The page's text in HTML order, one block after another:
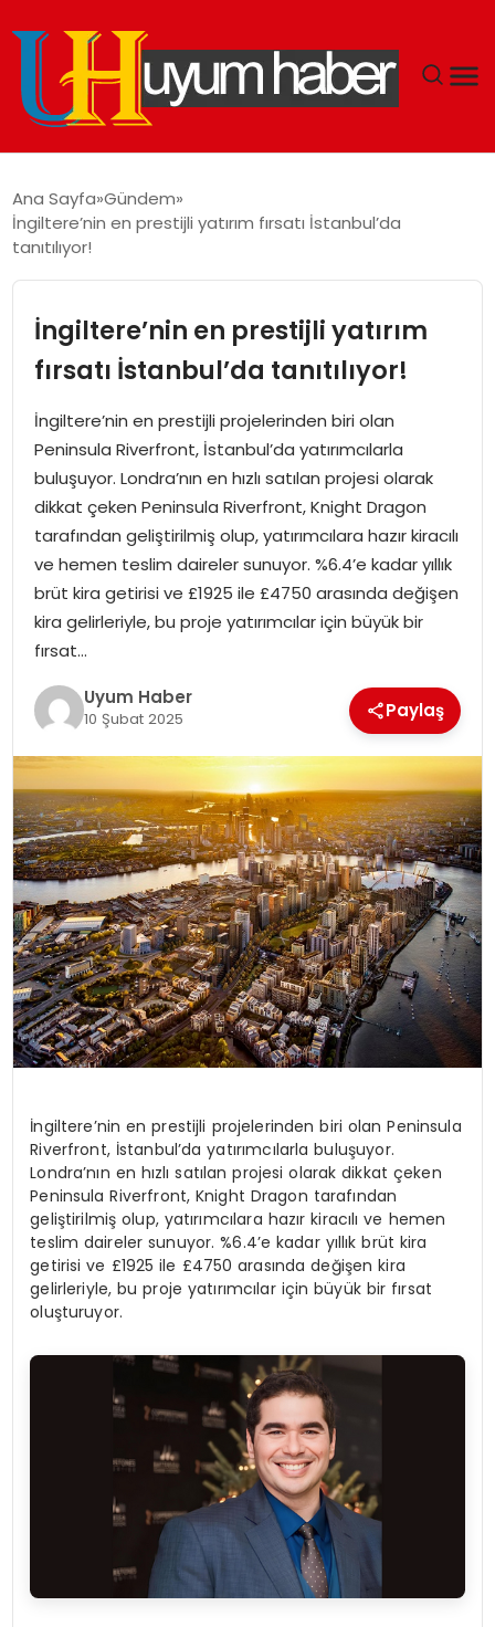
EKONOMI
DÜNYA
SPOR
TEKNOLOJI
SAĞLIK
MAGAZIN
YAŞAM
Ana Sayfa Gündem
İngiltere’nin en prestijli yatırım fırsatı İstanbul’da
tanıtılıyor!
İngiltere’nin en prestijli yatırım
fırsatı İstanbul’da tanıtılıyor!
İngiltere’nin en prestijli projelerinden biri olan
Peninsula Riverfront, İstanbul’da yatırımcılarla
buluşuyor. Londra’nın en hızlı satılan projesi olarak
dikkat çeken Peninsula Riverfront, Knight Dragon
tarafından geliştirilmiş olup, yatırımcılara hazır kiracılı
ve hemen teslim daireler sunuyor. %6.4’e kadar yıllık
brüt kira getirisi ve £1925 ile £4750 arasında değişen
kira gelirleriyle, bu proje yatırımcılar için büyük bir
fırsat…
Uyum Haber
10 Şubat 2025 Paylaş
İngiltere’nin en prestijli projelerinden biri olan Peninsula
Riverfront, İstanbul’da yatırımcılarla buluşuyor.
Londra’nın en hızlı satılan projesi olarak dikkat çeken
Peninsula Riverfront, Knight Dragon tarafından
geliştirilmiş olup, yatırımcılara hazır kiracılı ve hemen
teslim daireler sunuyor. %6.4’e kadar yıllık brüt kira
getirisi ve £1925 ile £4750 arasında değişen kira
gelirleriyle, bu proje yatırımcılar için büyük bir fırsat
oluşturuyor.